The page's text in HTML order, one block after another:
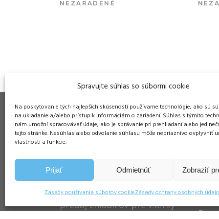
Spravujte súhlas so súbormi cookie
Na poskytovanie tých najlepších skúseností používame technológie, ako sú
na ukladanie a/alebo prístup k informáciám o zariadení. Súhlas s týmito
nám umožní spracovávať údaje, ako je správanie pri prehliadaní alebo
tejto stránke. Nesúhlas alebo odvolanie súhlasu môže nepriaznivo ovplyvniť
vlastnosti a funkcie.
Prijať Odmietnúť Zobraziť
Zásady používania súborov cookieZásady ochrany osobných
NEZARADENÉ
PaP sa špecializuje na
výrobu, servis, opravu a
predaj chladičov pre všetky
ŠM
E-